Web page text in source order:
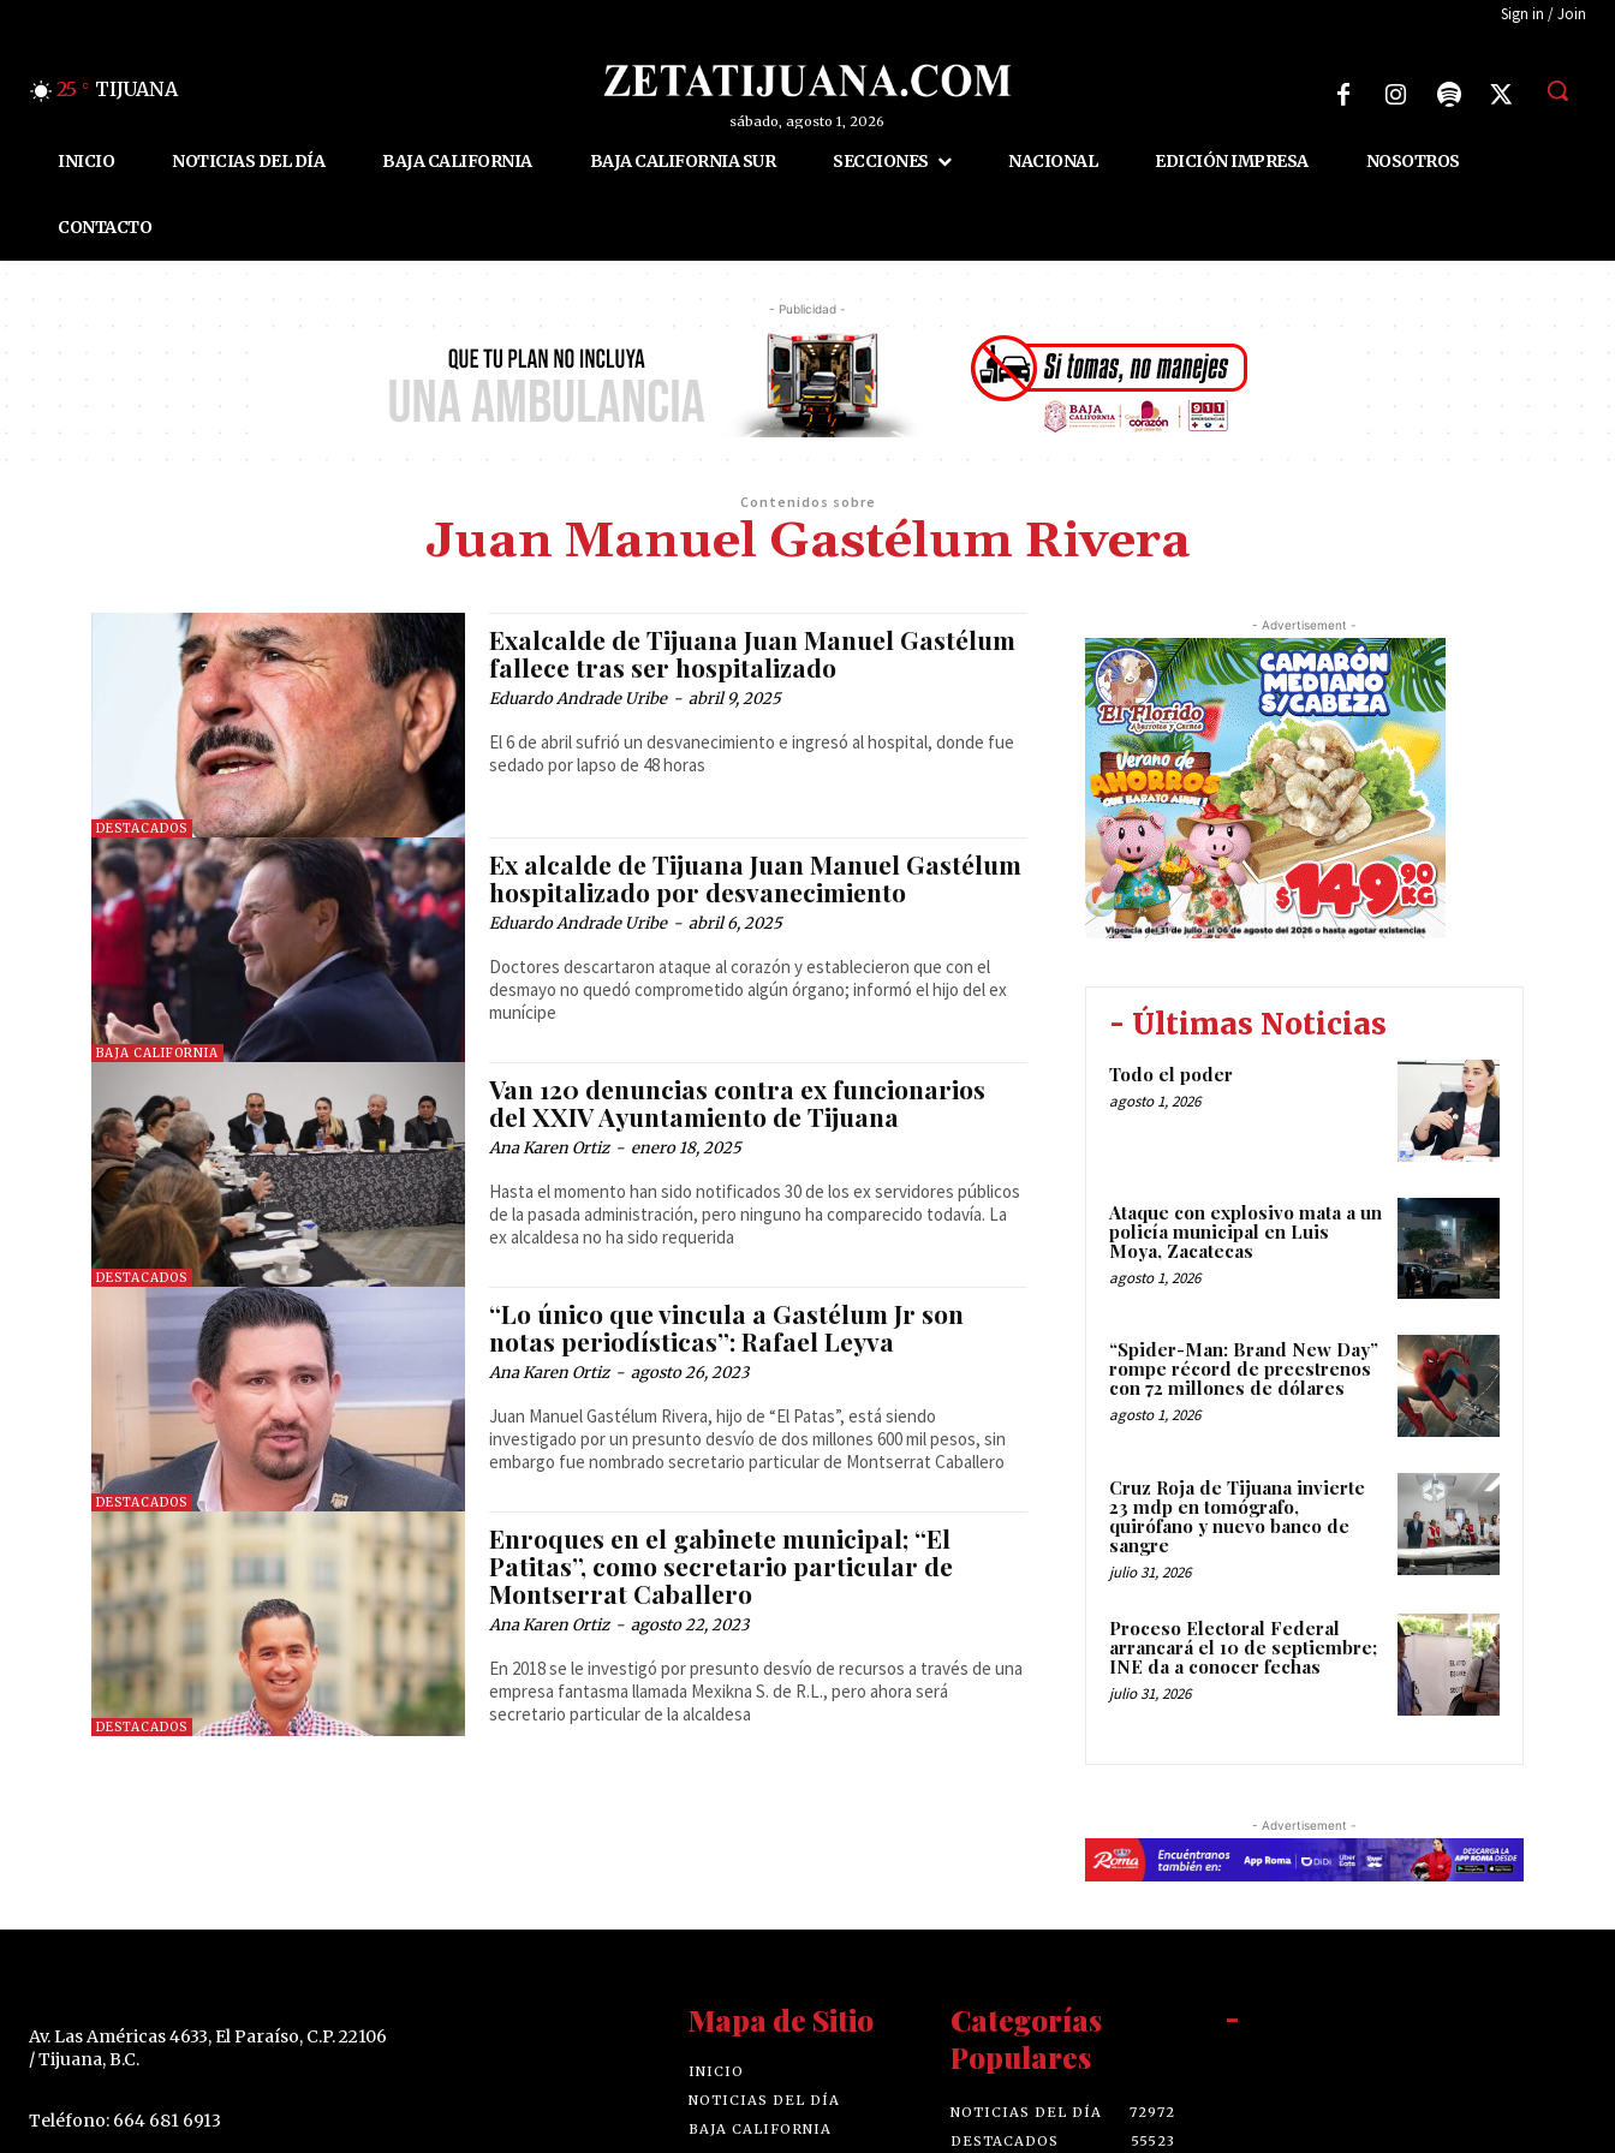
Sign in / Join
25 C TIJUANA
sábado, agosto 1, 2026
INICIO NOTICIAS DEL DÍA BAJA CALIFORNIA BAJA CALIFORNIA SUR SECCIONES NACIONAL EDICIÓN IMPRESA NOSOTROS
CONTACTO
- Publicidad -
Contenidos sobre
Juan Manuel Gastélum Rivera
DESTACADOS
Exalcalde de Tijuana Juan Manuel Gastélum
fallece tras ser hospitalizado
Eduardo Andrade Uribe - abril 9, 2025
El 6 de abril sufrió un desvanecimiento e ingresó al hospital, donde fue
sedado por lapso de 48 horas
BAJA CALIFORNIA
Ex alcalde de Tijuana Juan Manuel Gastélum
hospitalizado por desvanecimiento
Eduardo Andrade Uribe - abril 6, 2025
Doctores descartaron ataque al corazón y establecieron que con el
desmayo no quedó comprometido algún órgano; informó el hijo del ex
munícipe
DESTACADOS
Van 120 denuncias contra ex funcionarios
del XXIV Ayuntamiento de Tijuana
Ana Karen Ortiz - enero 18, 2025
Hasta el momento han sido notificados 30 de los ex servidores públicos
de la pasada administración, pero ninguno ha comparecido todavía. La
ex alcaldesa no ha sido requerida
DESTACADOS
“Lo único que vincula a Gastélum Jr son
notas periodísticas”: Rafael Leyva
Ana Karen Ortiz - agosto 26, 2023
Juan Manuel Gastélum Rivera, hijo de “El Patas”, está siendo
investigado por un presunto desvío de dos millones 600 mil pesos, sin
embargo fue nombrado secretario particular de Montserrat Caballero
DESTACADOS
Enroques en el gabinete municipal; “El
Patitas”, como secretario particular de
Montserrat Caballero
Ana Karen Ortiz - agosto 22, 2023
En 2018 se le investigó por presunto desvío de recursos a través de una
empresa fantasma llamada Mexikna S. de R.L., pero ahora será
secretario particular de la alcaldesa
- Advertisement -
- Últimas Noticias
Todo el poder
agosto 1, 2026
Ataque con explosivo mata a un
policía municipal en Luis
Moya, Zacatecas
agosto 1, 2026
“Spider-Man: Brand New Day”
rompe récord de preestrenos
con 72 millones de dólares
agosto 1, 2026
Cruz Roja de Tijuana invierte
23 mdp en tomógrafo,
quirófano y nuevo banco de
sangre
julio 31, 2026
Proceso Electoral Federal
arrancará el 10 de septiembre;
INE da a conocer fechas
julio 31, 2026
- Advertisement -
Av. Las Américas 4633, El Paraíso, C.P. 22106
/ Tijuana, B.C.
Teléfono: 664 681 6913
Mapa de Sitio
INICIO
NOTICIAS DEL DÍA
BAJA CALIFORNIA
Categorías
Populares
NOTICIAS DEL DÍA
72972
DESTACADOS
55523
-